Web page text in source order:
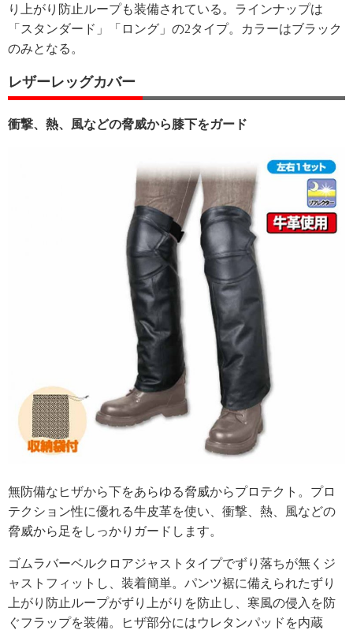
り上がり防止ループも装備されている。ラインナップは
「スタンダード」「ロング」の2タイプ。カラーはブラック
のみとなる。
レザーレッグカバー
衝撃、熱、風などの脅威から膝下をガード
無防備なヒザから下をあらゆる脅威からプロテクト。プロ
テクション性に優れる牛皮革を使い、衝撃、熱、風などの
脅威から足をしっかりガードします。
ゴムラバーベルクロアジャストタイプでずり落ちが無くジ
ャストフィットし、装着簡単。パンツ裾に備えられたずり
上がり防止ループがずり上がりを防止し、寒風の侵入を防
ぐフラップを装備。ヒザ部分にはウレタンパッドを内蔵